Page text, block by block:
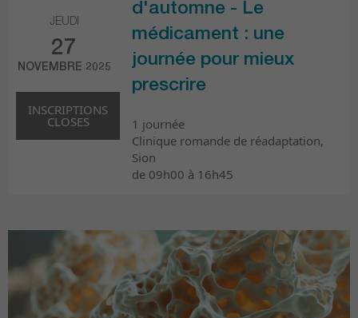
JEUDI
27
NOVEMBRE 2025
INSCRIPTIONS
CLOSES
d'automne - Le
médicament : une
journée pour mieux
prescrire
1 journée
Clinique romande de réadaptation,
Sion
de 09h00 à 16h45